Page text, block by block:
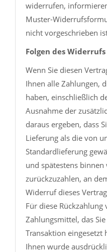
widerrufen,
Muster-
nicht vorgeschrieben
Folgen des Widerrufs
Wenn Sie diesen
Ihnen alle Zahlungen,
haben, einschließlich
Ausnahme der
daraus ergeben, dass
Lieferung als die von
Standardlieferung
und spätestens binnen
zurückzuzahlen, an
Widerruf dieses
Für diese
Zahlungsmittel, das
Transaktion eingesetzt
Ihnen wurde